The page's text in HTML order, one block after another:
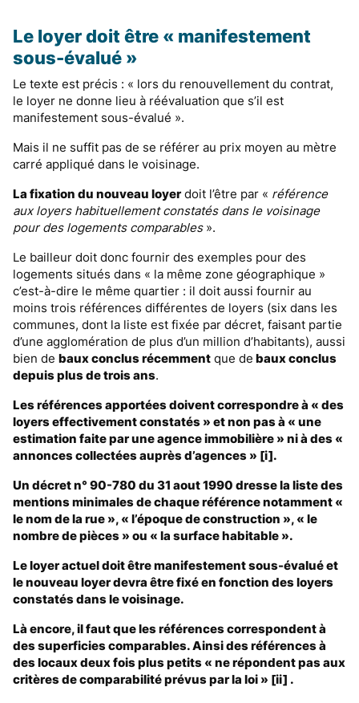
Le loyer doit être « manifestement
sous-évalué »
Le texte est précis : « lors du renouvellement du contrat,
le loyer ne donne lieu à réévaluation que s’il est
manifestement sous-évalué ».
Mais il ne suffit pas de se référer au prix moyen au mètre
carré appliqué dans le voisinage.
La fixation du nouveau loyer doit l’être par « référence
aux loyers habituellement constatés dans le voisinage
pour des logements comparables».
Le bailleur doit donc fournir des exemples pour des
logements situés dans « la même zone géographique »
c’est-à-dire le même quartier : il doit aussi fournir au
moins trois références différentes de loyers (six dans les
communes, dont la liste est fixée par décret, faisant partie
d’une agglomération de plus d’un million d’habitants), aussi
bien de baux conclus récemment que de baux conclus
depuis plus de trois ans.
Les références apportées doivent correspondre à « des
loyers effectivement constatés » et non pas à « une
estimation faite par une agence immobilière » ni à des «
annonces collectées auprès d’agences » [i].
Un décret n° 90-780 du 31 aout 1990 dresse la liste des
mentions minimales de chaque référence notamment «
le nom de la rue », « l’époque de construction », « le
nombre de pièces » ou « la surface habitable ».
Le loyer actuel doit être manifestement sous-évalué et
le nouveau loyer devra être fixé en fonction des loyers
constatés dans le voisinage.
Là encore, il faut que les références correspondent à
des superficies comparables. Ainsi des références à
des locaux deux fois plus petits « ne répondent pas aux
critères de comparabilité prévus par la loi » [ii] .